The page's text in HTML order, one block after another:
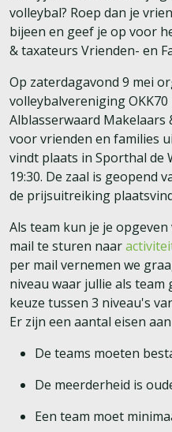
volleybal? Roep dan je
bijeen en geef je op voor
& taxateurs Vrienden- en
Op zaterdagavond 9 mei
volleybalvereniging
Alblasserwaard
voor vrienden en families
vindt plaats in Sporthal de
19:30. De zaal is geopend
de prijsuitreiking
Als team kun je je opgeven
mail te sturen naar
per mail vernemen we
niveau waar jullie als team
keuze tussen 3 niveau's
Er zijn een aantal eisen
De teams moeten
De meerderheid is
Een team moet